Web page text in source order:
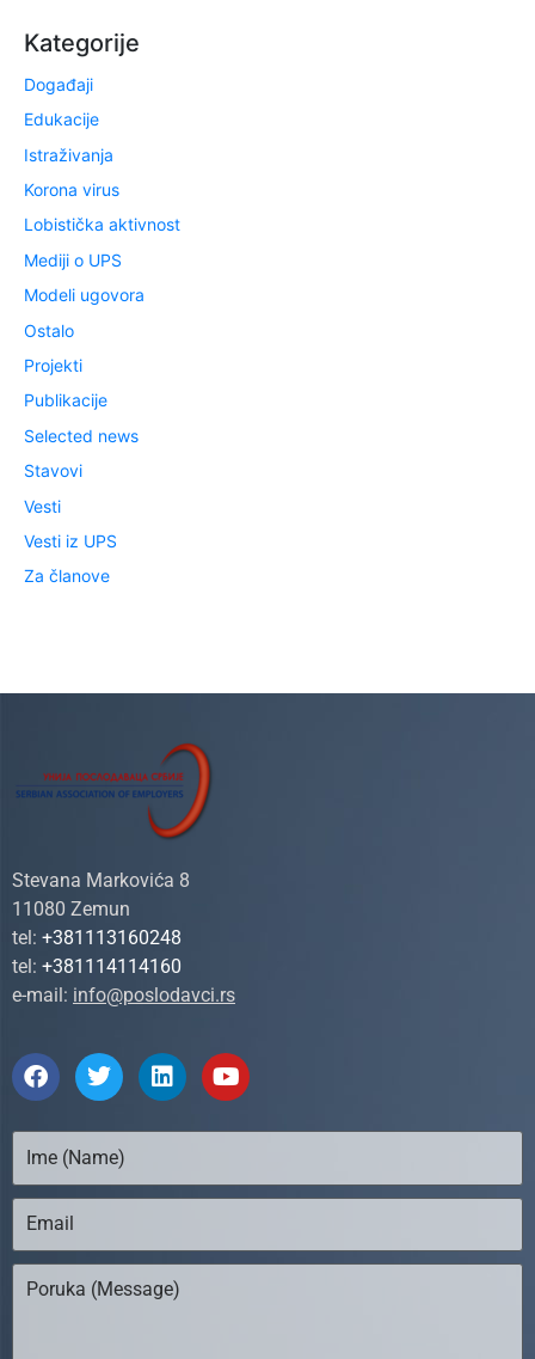
Kategorije
Događaji
Edukacije
Istraživanja
Korona virus
Lobistička aktivnost
Mediji o UPS
Modeli ugovora
Ostalo
Projekti
Publikacije
Selected news
Stavovi
Vesti
Vesti iz UPS
Za članove
Stevana Markovića 8
11080 Zemun
tel: +381113160248
tel: +381114114160
e-mail: info@poslodavci.rs